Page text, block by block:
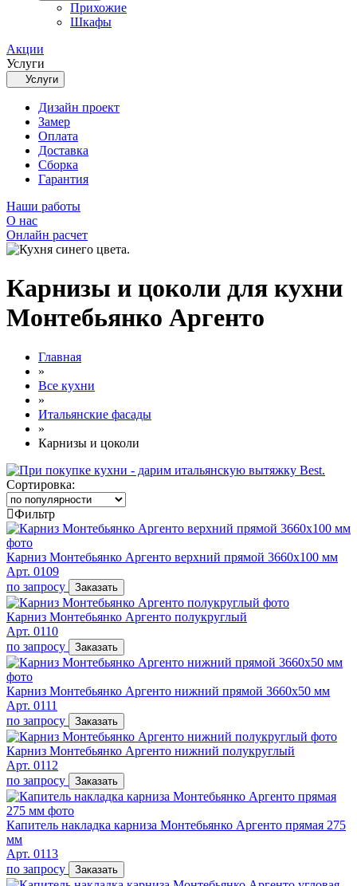
Прихожие
Шкафы
Акции
Услуги
Услуги
Дизайн проект
Замер
Оплата
Доставка
Сборка
Гарантия
Наши работы
О нас
Онлайн расчет
Карнизы и цоколи для кухни
Монтебьянко Аргенто
Главная
»
Все кухни
»
Итальянские фасады
»
Карнизы и цоколи
Сортировка:
Фильтр
Карниз Монтебьянко Аргенто верхний прямой 3660х100 мм
Арт. 0109
по запросу
Заказать
Карниз Монтебьянко Аргенто полукруглый
Арт. 0110
по запросу
Заказать
Карниз Монтебьянко Аргенто нижний прямой 3660х50 мм
Арт. 0111
по запросу
Заказать
Карниз Монтебьянко Аргенто нижний полукруглый
Арт. 0112
по запросу
Заказать
Капитель накладка карниза Монтебьянко Аргенто прямая 275
мм
Арт. 0113
по запросу
Заказать